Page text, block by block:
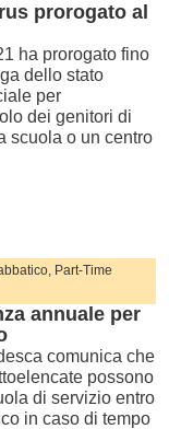
prorogato al
ha prorogato fino
dello stato
per
dei genitori di
scuola o un centro
Part-Time
annuale per
comunica che
possono
di servizio entro
in caso di tempo